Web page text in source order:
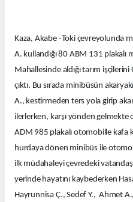
Kaza, Akabe -Toki çevreyolunda
A. kullandığı 80 ABM 131 plakalı
Mahallesinde aldığı tarım
çıktı. Bu sırada minibüsün
A., kestirmeden ters yola girip
ilerlerken, karşı yönden gelmekte
ADM 985 plakalı otomobille kafa
hurdaya dönen minibüs ile
ilk müdahaleyi çevredeki
yerinde hayatını kaybederken
Hayrunnisa Ç., Sedef Y., Ahmet